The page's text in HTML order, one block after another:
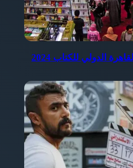
الدولي للكتاب 2024